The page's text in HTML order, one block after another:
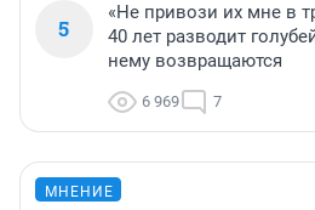
5
«Не привози их мне в
40 лет разводит
нему возвращаются
6 969 7
МНЕНИЕ